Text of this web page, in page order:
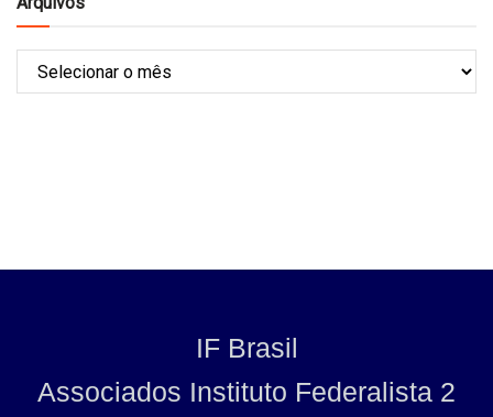
IF Brasil
Associados Instituto Federalista 2